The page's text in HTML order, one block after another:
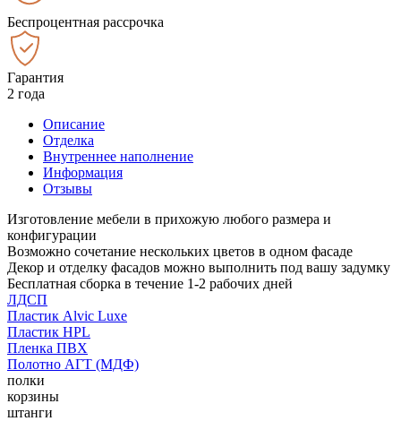
Беспроцентная рассрочка
Гарантия
2 года
Описание
Отделка
Внутреннее наполнение
Информация
Отзывы
Изготовление мебели в прихожую любого размера и
конфигурации
Возможно сочетание нескольких цветов в одном фасаде
Декор и отделку фасадов можно выполнить под вашу задумку
Бесплатная сборка в течение 1-2 рабочих дней
ЛДСП
Пластик Alvic Luxe
Пластик HPL
Пленка ПВХ
Полотно АГТ (МДФ)
полки
корзины
штанги